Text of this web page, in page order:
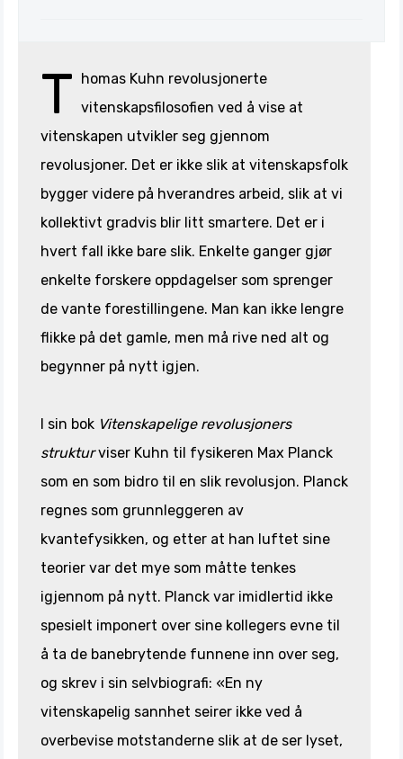
T homas Kuhn revolusjonerte
vitenskapsfilosofien ved å vise at
vitenskapen utvikler seg gjennom
revolusjoner. Det er ikke slik at vitenskapsfolk
bygger videre på hverandres arbeid, slik at vi
kollektivt gradvis blir litt smartere. Det er i
hvert fall ikke bare slik. Enkelte ganger gjør
enkelte forskere oppdagelser som sprenger
de vante forestillingene. Man kan ikke lengre
flikke på det gamle, men må rive ned alt og
begynner på nytt igjen.
I sin bok Vitenskapelige revolusjoners
strukturviser Kuhn til fysikeren Max Planck
som en som bidro til en slik revolusjon. Planck
regnes som grunnleggeren av
kvantefysikken, og etter at han luftet sine
teorier var det mye som måtte tenkes
igjennom på nytt. Planck var imidlertid ikke
spesielt imponert over sine kollegers evne til
å ta de banebrytende funnene inn over seg,
og skrev i sin selvbiografi: «En ny
vitenskapelig sannhet seirer ikke ved å
overbevise motstanderne slik at de ser lyset,